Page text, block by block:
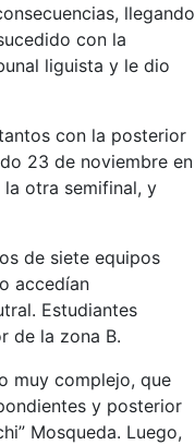
llegando
con la
liguista y le dio
con la posterior
23 de noviembre en
otra semifinal, y
de siete equipos
accedían
Estudiantes
de la zona B.
muy complejo, que
y posterior
Mosqueda. Luego,